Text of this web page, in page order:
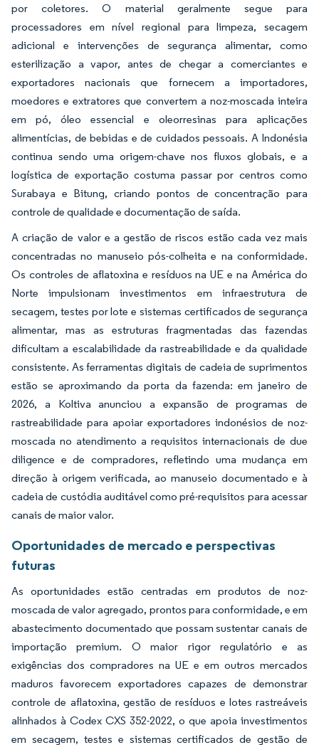
por coletores. O material geralmente segue para
processadores em nível regional para limpeza, secagem
adicional e intervenções de segurança alimentar, como
esterilização a vapor, antes de chegar a comerciantes e
exportadores nacionais que fornecem a importadores,
moedores e extratores que convertem a noz-moscada inteira
em pó, óleo essencial e oleorresinas para aplicações
alimentícias, de bebidas e de cuidados pessoais. A Indonésia
continua sendo uma origem-chave nos fluxos globais, e a
logística de exportação costuma passar por centros como
Surabaya e Bitung, criando pontos de concentração para
controle de qualidade e documentação de saída.
A criação de valor e a gestão de riscos estão cada vez mais
concentradas no manuseio pós-colheita e na conformidade.
Os controles de aflatoxina e resíduos na UE e na América do
Norte impulsionam investimentos em infraestrutura de
secagem, testes por lote e sistemas certificados de segurança
alimentar, mas as estruturas fragmentadas das fazendas
dificultam a escalabilidade da rastreabilidade e da qualidade
consistente. As ferramentas digitais de cadeia de suprimentos
estão se aproximando da porta da fazenda: em janeiro de
2026, a Koltiva anunciou a expansão de programas de
rastreabilidade para apoiar exportadores indonésios de noz-
moscada no atendimento a requisitos internacionais de due
diligence e de compradores, refletindo uma mudança em
direção à origem verificada, ao manuseio documentado e à
cadeia de custódia auditável como pré-requisitos para acessar
canais de maior valor.
Oportunidades de mercado e perspectivas
futuras
As oportunidades estão centradas em produtos de noz-
moscada de valor agregado, prontos para conformidade, e em
abastecimento documentado que possam sustentar canais de
importação premium. O maior rigor regulatório e as
exigências dos compradores na UE e em outros mercados
maduros favorecem exportadores capazes de demonstrar
controle de aflatoxina, gestão de resíduos e lotes rastreáveis
alinhados à Codex CXS 352-2022, o que apoia investimentos
em secagem, testes e sistemas certificados de gestão de